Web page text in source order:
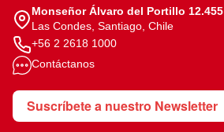
Monseñor Álvaro del Portillo 12.455
Las Condes, Santiago, Chile
+56 2 2618 1000
Contáctanos
Suscríbete a nuestro Newsletter